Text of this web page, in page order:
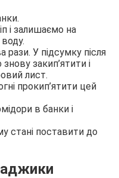
і залишаємо на
У підсумку після
закип’ятити і
лист.
прокип’ятити цей
в банки і
стані поставити до
аджики